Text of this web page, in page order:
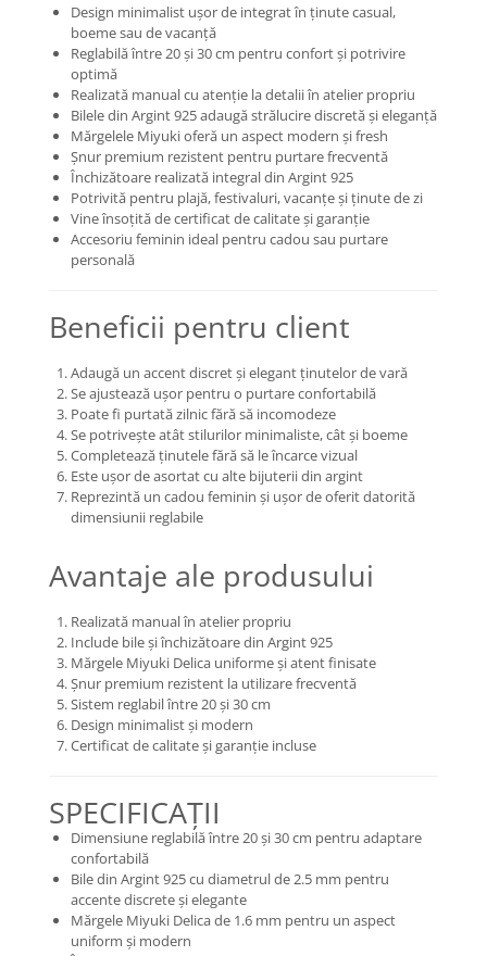
Coliere cu mărgele colorate și
Coliere cu pietre semiprețioase
Design minimalist ușor de integrat în ținute casual,
boeme sau de vacanță
Reglabilă între 20 și 30 cm pentru confort și potrivire
optimă
Realizată manual cu atenție la detalii în atelier propriu
Bilele din Argint 925 adaugă strălucire discretă și eleganță
Mărgelele Miyuki oferă un aspect modern și fresh
Șnur premium rezistent pentru purtare frecventă
Închizătoare realizată integral din Argint 925
Potrivită pentru plajă, festivaluri, vacanțe și ținute de zi
Vine însoțită de certificat de calitate și garanție
Accesoriu feminin ideal pentru cadou sau purtare
personală
Beneficii pentru client
Adaugă un accent discret și elegant ținutelor de vară
Se ajustează ușor pentru o purtare confortabilă
Poate fi purtată zilnic fără să incomodeze
Se potrivește atât stilurilor minimaliste, cât și boeme
Completează ținutele fără să le încarce vizual
Este ușor de asortat cu alte bijuterii din argint
Reprezintă un cadou feminin și ușor de oferit datorită
dimensiunii reglabile
Avantaje ale produsului
Realizată manual în atelier propriu
Include bile și închizătoare din Argint 925
Mărgele Miyuki Delica uniforme și atent finisate
Șnur premium rezistent la utilizare frecventă
Sistem reglabil între 20 și 30 cm
Design minimalist și modern
Certificat de calitate și garanție incluse
SPECIFICAȚII
Dimensiune reglabilă între 20 și 30 cm pentru adaptare
confortabilă
Bile din Argint 925 cu diametrul de 2.5 mm pentru
accente discrete și elegante
Mărgele Miyuki Delica de 1.6 mm pentru un aspect
uniform și modern